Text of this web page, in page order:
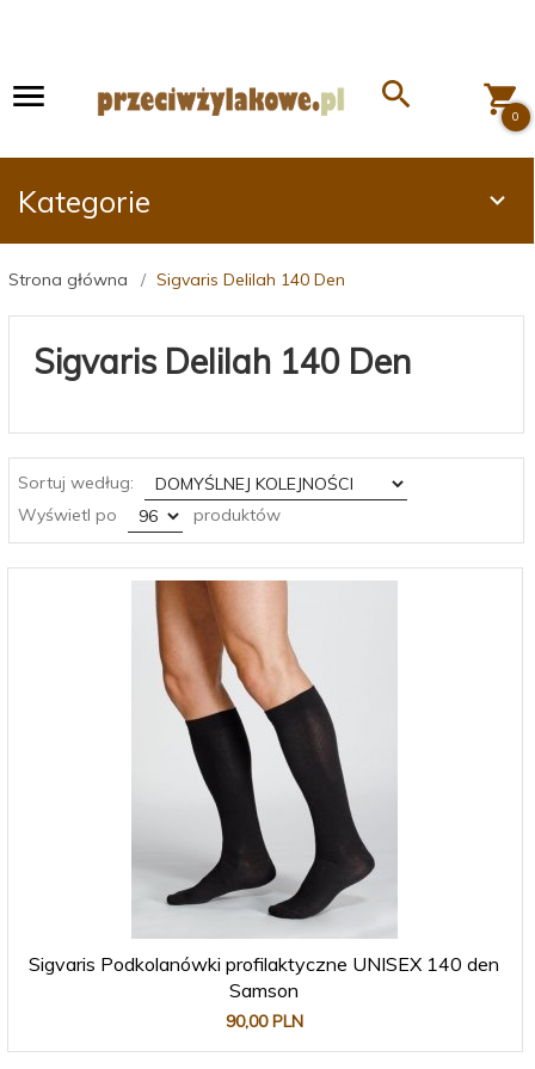
0
Kategorie
Strona główna Sigvaris Delilah 140 Den
Sigvaris Delilah 140 Den
Sortuj według:
sort
Wyświetl po
pop produktów
Sigvaris Podkolanówki profilaktyczne UNISEX 140 den
Samson
90,00 PLN